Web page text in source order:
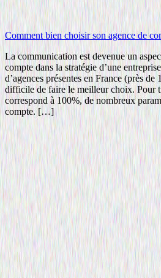
Comment bien choisir son agence de
La communication est devenue un
compte dans la stratégie d’une
d’agences présentes en France (près
difficile de faire le meilleur choix. Pour
correspond à 100%, de nombreux
compte. […]